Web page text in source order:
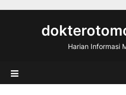
Harian Informasi